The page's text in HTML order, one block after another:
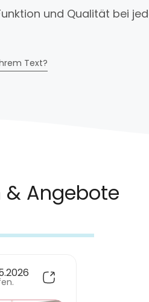
und Qualität bei
Text?